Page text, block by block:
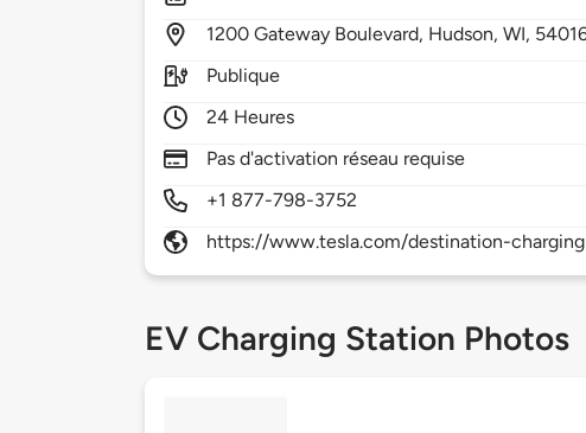
1200Gateway Boulevard, Hudson,WI,
Publique
24 Heures
Pas d'activation réseau requise
+1 877-798-3752
https://www.tesla.com/destination-charging
EV Charging Station Photos